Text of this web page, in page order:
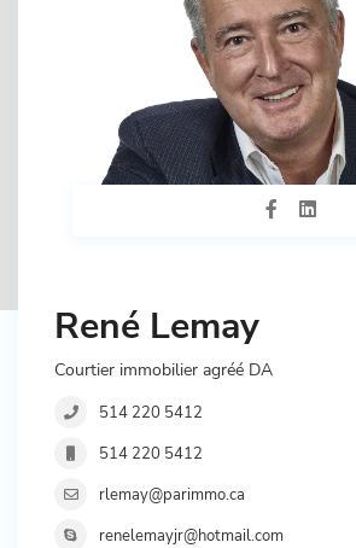
René Lemay
Courtier immobilier agréé DA
514 220 5412
514 220 5412
rlemay@parimmo.ca
renelemayjr@hotmail.com